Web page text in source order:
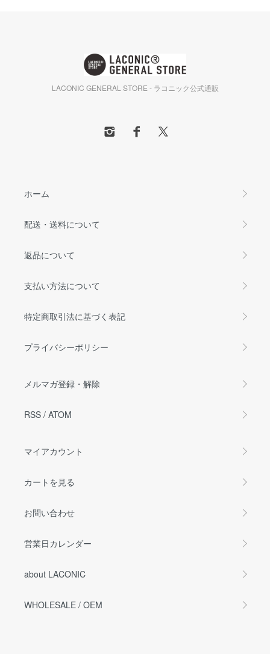
LACONIC GENERAL STORE - ラコニック公式通販
ホーム
配送・送料について
返品について
支払い方法について
特定商取引法に基づく表記
プライバシーポリシー
メルマガ登録・解除
RSS / ATOM
マイアカウント
カートを見る
お問い合わせ
営業日カレンダー
about LACONIC
WHOLESALE / OEM